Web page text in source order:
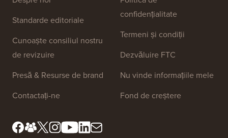
Standarde editoriale
Cunoaște consiliul nostru
de revizuire
Presă & Resurse de brand
Contactați-ne
confidențialitate
Termeni și condiții
Dezvăluire FTC
Nu vinde informațiile mele
Fond de creștere